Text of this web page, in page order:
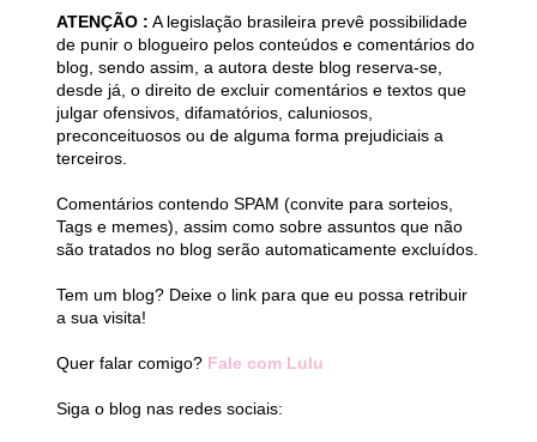
ATENÇÃO : A legislação brasileira prevê possibilidade
de punir o blogueiro pelos conteúdos e comentários do
blog, sendo assim, a autora deste blog reserva-se,
desde já, o direito de excluir comentários e textos que
julgar ofensivos, difamatórios, caluniosos,
preconceituosos ou de alguma forma prejudiciais a
terceiros.
Comentários contendo SPAM (convite para sorteios,
Tags e memes), assim como sobre assuntos que não
são tratados no blog serão automaticamente excluídos.
Tem um blog? Deixe o link para que eu possa retribuir
a sua visita!
Quer falar comigo? Fale com Lulu
Siga o blog nas redes sociais: